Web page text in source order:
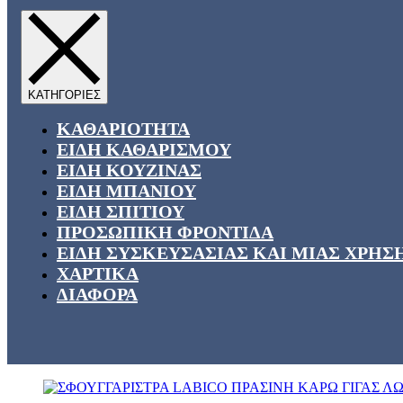
ΚΑΘΑΡΙΟΤΗΤΑ
ΕΙΔΗ ΚΑΘΑΡΙΣΜΟΥ
ΕΙΔΗ ΚΟΥΖΙΝΑΣ
ΕΙΔΗ ΜΠΑΝΙΟΥ
ΕΙΔΗ ΣΠΙΤΙΟΥ
ΠΡΟΣΩΠΙΚΗ ΦΡΟΝΤΙΔΑ
ΕΙΔΗ ΣΥΣΚΕΥΣΑΣΙΑΣ ΚΑΙ ΜΙΑΣ
ΧΑΡΤΙΚΑ
ΔΙΑΦΟΡΑ